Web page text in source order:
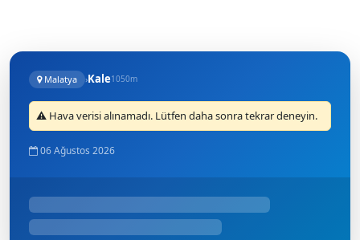
Malatya ›Kale1050m
⚠️ Hava verisi alınamadı. Lütfen daha sonra tekrar deneyin.
06 Ağustos 2026